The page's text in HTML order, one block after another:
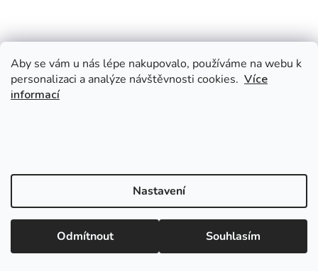
Aby se vám u nás lépe nakupovalo, používáme na webu k
personalizaci a analýze návštěvnosti cookies. Více
informací
Nastavení
Odmítnout Souhlasím